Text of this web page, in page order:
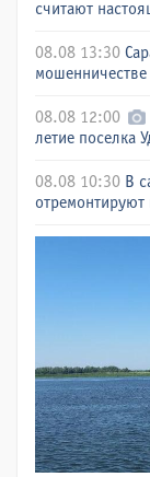
считают
08.08 13:30
08.08 12:00
летие поселка
08.08 10:30 В